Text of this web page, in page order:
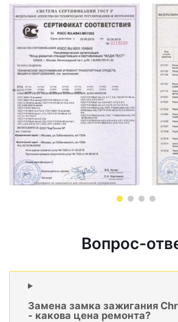
Вопрос-
Замена замка зажигания
- какова цена ремонта?